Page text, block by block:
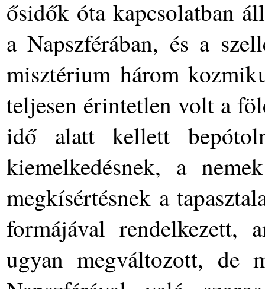
ősidők óta kapcsolatban
a Napszférában, és a
misztérium három
teljesen érintetlen volt a
idő alatt kellett
kiemelkedésnek, a
megkísértésnek a
formájával rendelkezett,
ugyan megváltozott, de